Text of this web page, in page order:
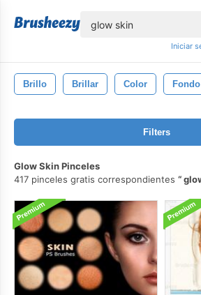
Iniciar
Brillo Brillar Color Fondo
Filters
Glow Skin Pinceles
417 pinceles gratis correspondientes